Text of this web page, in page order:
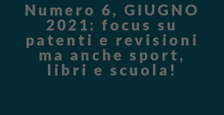
Numero 6, GIUGNO
2021: focus su
patenti e revisioni
ma anche sport,
libri e scuola!